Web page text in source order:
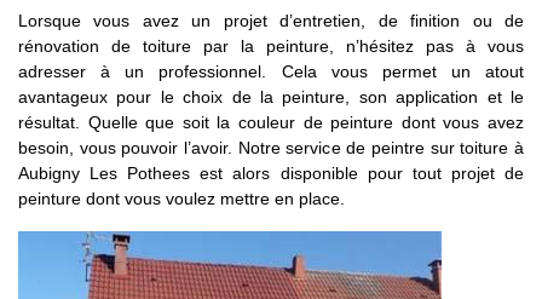
Lorsque vous avez un projet d’entretien, de finition ou de
rénovation de toiture par la peinture, n’hésitez pas à vous
adresser à un professionnel. Cela vous permet un atout
avantageux pour le choix de la peinture, son application et le
résultat. Quelle que soit la couleur de peinture dont vous avez
besoin, vous pouvoir l’avoir. Notre service de peintre sur toiture à
Aubigny Les Pothees est alors disponible pour tout projet de
peinture dont vous voulez mettre en place.